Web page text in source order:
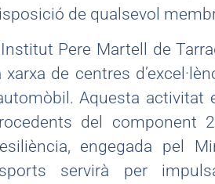
de qualsevol
Pere Martell de
xarxa de centres
Aquesta
del component
engegada pel
servirà per